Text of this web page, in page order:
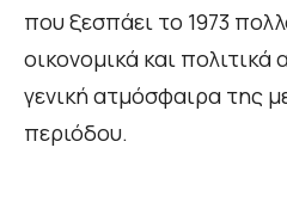
που ξεσπάει το 1973
οικονομικά και
γενική ατμόσφαιρα της
περιόδου.